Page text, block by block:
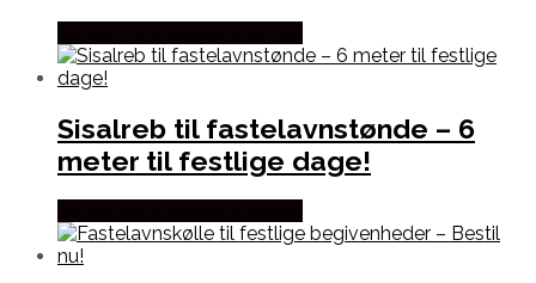
Sisalreb til fastelavnstønde – 6
meter til festlige dage!